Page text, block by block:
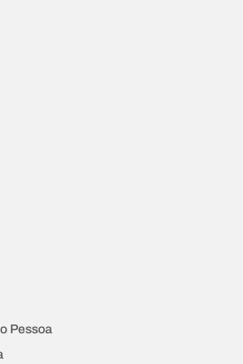
Pessoa